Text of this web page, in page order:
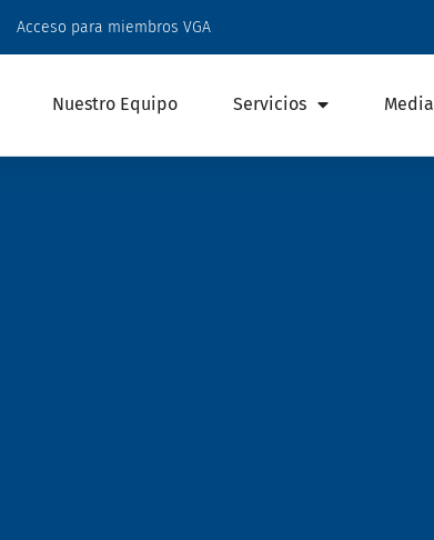
Acceso para miembros VGA
Nuestro Equipo Servicios Media